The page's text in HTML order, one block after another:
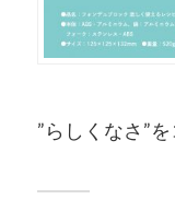
”らしくなさ”